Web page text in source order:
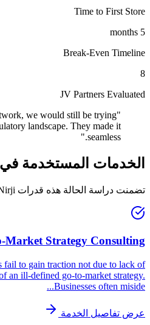
Time to First Store
5 months
Break-Even Timeline
8
JV Partners Evaluated
"
we would still be trying
landscape. They made it
seamless.
"
الخدمات المستخدمة
تضمنت دراسة الحالة هذه قدرات Nirji التالية.
Market Strategy Consulting
fail to gain traction not due to lack of
an ill-defined go-to-market strategy.
Businesses often miside
...
عرض تفاصيل الخدمة